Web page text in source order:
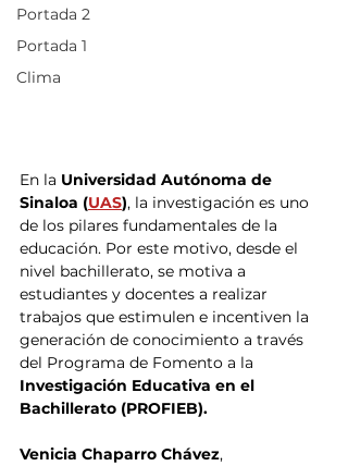
Portada 2
Portada 1
Clima
En la Universidad Autónoma de
Sinaloa (UAS), la investigación es uno
de los pilares fundamentales de la
educación. Por este motivo, desde el
nivel bachillerato, se motiva a
estudiantes y docentes a realizar
trabajos que estimulen e incentiven la
generación de conocimiento a través
del Programa de Fomento a la
Investigación Educativa en el
Bachillerato (PROFIEB).
Venicia Chaparro Chávez,